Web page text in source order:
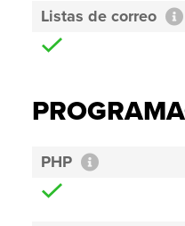
Listas de correo
PHP